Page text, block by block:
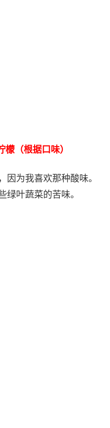
（根据口味）
因为我喜欢那种酸味。
绿叶蔬菜的苦味。